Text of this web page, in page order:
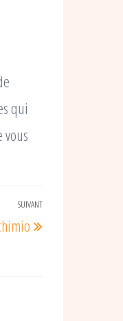
qui
vous
Article
SUIVANT